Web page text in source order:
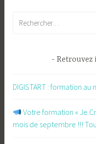
Retrouvez
DIGISTART : formation
Votre formation « Je
mois de septembre !!!